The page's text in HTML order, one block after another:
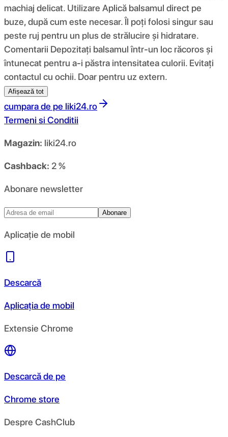
machiaj delicat. Utilizare Aplică balsamul direct pe
buze, după cum este necesar. Îl poți folosi singur sau
peste ruj pentru un plus de strălucire și hidratare.
Comentarii Depozitați balsamul într-un loc răcoros și
întunecat pentru a-i păstra intensitatea culorii. Evitați
contactul cu ochii. Doar pentru uz extern.
Afișează tot
cumpara de pe liki24.ro
Termeni si Conditii
Magazin: liki24.ro
Cashback: 2 %
Abonare newsletter
Abonare
Aplicație de mobil
Descarcă
Aplicația de mobil
Extensie Chrome
Descarcă de pe
Chrome store
Despre CashClub